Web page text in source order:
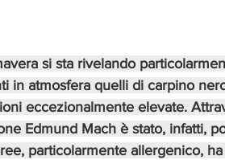
si sta rivelando
in atmosfera quelli di carpino
eccezionalmente elevate.
Edmund Mach è stato, infatti,
particolarmente allergenico,